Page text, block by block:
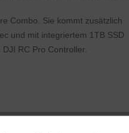
Combo. Sie kommt zusätzlich
und mit integriertem 1TB SSD
RC Pro Controller.